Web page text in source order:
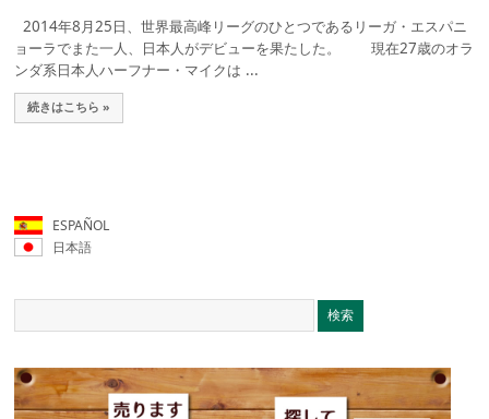
2014年8月25日、世界最高峰リーグのひとつであるリーガ・エスパニ
ョーラでまた一人、日本人がデビューを果たした。 現在27歳のオラ
ンダ系日本人ハーフナー・マイクは ...
続きはこちら »
ESPAÑOL
日本語